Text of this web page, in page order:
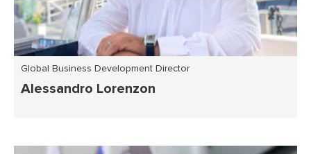
Global Business Development Director
Alessandro Lorenzon